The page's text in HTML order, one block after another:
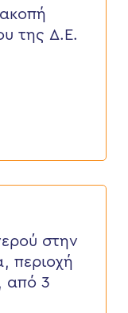
της Δ.Ε.
στην
περιοχή
από 3